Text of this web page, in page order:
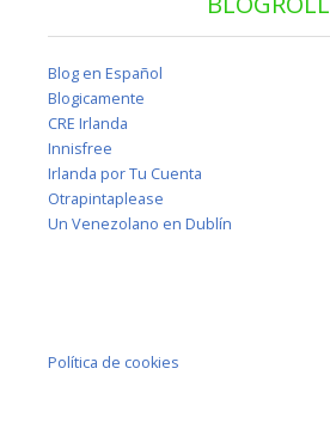
Blog en Español
Blogicamente
CRE Irlanda
Innisfree
Irlanda por Tu Cuenta
Otrapintaplease
Un Venezolano en Dublín
Política de cookies